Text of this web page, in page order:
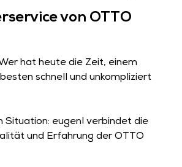
von OTTO
hat heute die Zeit, einem
schnell und unkompliziert
Situation: eugen! verbindet die
und Erfahrung der OTTO